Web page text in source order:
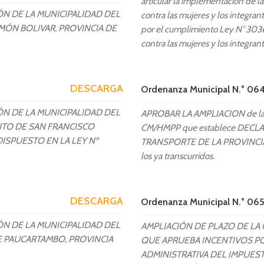
DE LA MUNICIPALIDAD DEL
BOLIVAR, PROVINCIA DE
DESCARGA
DE LA MUNICIPALIDAD DEL
DE SAN FRANCISCO
EN LA LEY Nº
DESCARGA
DE LA MUNICIPALIDAD DEL
PROVINCIA
contra las mujeres y los
por el cumplimiento Ley N°
contra las mujeres y los
Ordenanza Municipal N.°
APROBAR LA AMPLIACION
CM/HMPP que establece
TRANSPORTE DE LA
los ya transcurridos.
Ordenanza Municipal N.°
AMPLIACIÓN DE PLAZO DE
QUE APRUEBA INCENTIVOS
ADMINISTRATIVA DEL